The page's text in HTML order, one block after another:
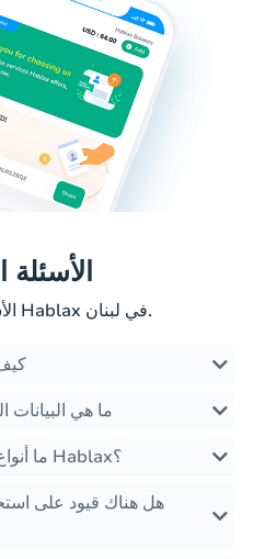
الأسئلة
الأسئلة المتكررة حول Hablax في لبنان.
ما هي البيانات
ما أنواع بطاقات الهدايا المتاحة عبر Hablax؟
هل هناك قيود على